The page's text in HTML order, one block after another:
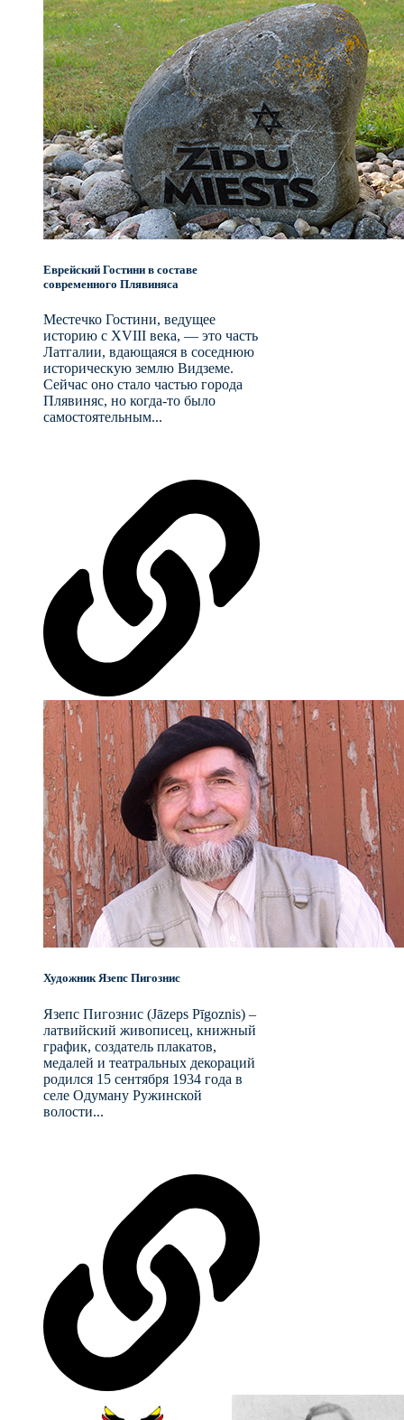
Еврейский Гостини в составе
современного Плявиняса
Местечко Гостини, ведущее
историю с XVIII века, — это часть
Латгалии, вдающаяся в соседнюю
историческую землю Видземе.
Сейчас оно стало частью города
Плявиняс, но когда-то было
самостоятельным...
Художник Язепс Пигознис
Язепс Пигознис (Jāzeps Pīgoznis) –
латвийский живописец, книжный
график, создатель плакатов,
медалей и театральных декораций
родился 15 сентября 1934 года в
селе Одуману Ружинской
волости...